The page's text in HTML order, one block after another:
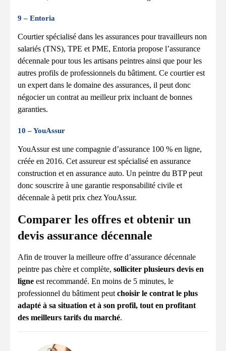
9 – Entoria
Courtier spécialisé dans les assurances pour travailleurs non
salariés (TNS), TPE et PME, Entoria propose l’assurance
décennale pour tous les artisans peintres ainsi que pour les
autres profils de professionnels du bâtiment. Ce courtier est
un expert dans le domaine des assurances, il peut donc
négocier un contrat au meilleur prix incluant de bonnes
garanties.
10 – YouAssur
YouAssur est une compagnie d’assurance 100 % en ligne,
créée en 2016. Cet assureur est spécialisé en assurance
construction et en assurance auto. Un peintre du BTP peut
donc souscrire à une garantie responsabilité civile et
décennale à petit prix chez YouAssur.
Comparer les offres et obtenir un
devis assurance décennale
Afin de trouver la meilleure offre d’assurance décennale
peintre pas chère et complète, solliciter plusieurs devis en
ligne est recommandé. En moins de 5 minutes, le
professionnel du bâtiment peut choisir le contrat le plus
adapté à sa situation et à son profil, tout en profitant
des meilleurs tarifs du marché.